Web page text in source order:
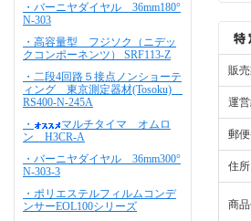
・バーニヤダイヤル 36mm180°
N-303
・高容量型 フジソク（ニデッ
クコンポーネンツ） SRF113-Z
・二段4回路５接点ノンショーテ
ィング 東京測定器材(Tosoku)
RS400-N-245A
・
マルチタイマ オムロ
ン H3CR-A
・バーニヤダイヤル 36mm300°
N-303-3
・ポリエステルフィルムコンデ
ンサーEOL100シリーズ
販
運
郵
住所
商